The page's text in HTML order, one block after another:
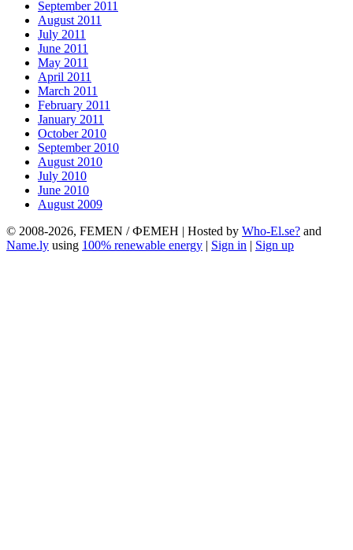
September 2011
August 2011
July 2011
June 2011
May 2011
April 2011
March 2011
February 2011
January 2011
October 2010
September 2010
August 2010
July 2010
June 2010
August 2009
© 2008-2026, FEMEN / ФЕМЕН | Hosted by Who-El.se? and
Name.ly using 100% renewable energy | Sign in | Sign up